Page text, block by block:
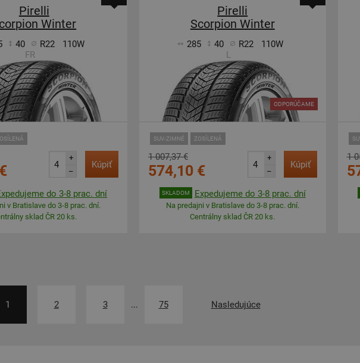
Pirelli
Winter
40 R22
110W
FR
+
–
Kúpiť
do 3-8 prac. dní
v Bratislave do 3-8 prac. dní.
sklad ČR 20 ks.
Pirelli
Scorpion Winter
285 40 R22
110W
L
SUV-ZIMNÉ ZOSÍLENÁ
ODPORÚČAME
1 007,37 €
574,10 €
+
–
Kúpiť
SKLADOM Expedujeme do 3-8 prac. dní
Na predajni v Bratislave do 3-8 prac. dní.
Centrálny sklad ČR 20 ks.
1
1 2 3 ... 75 Nasledujúce